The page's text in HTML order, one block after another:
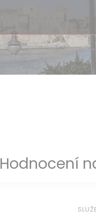
Hodnocení